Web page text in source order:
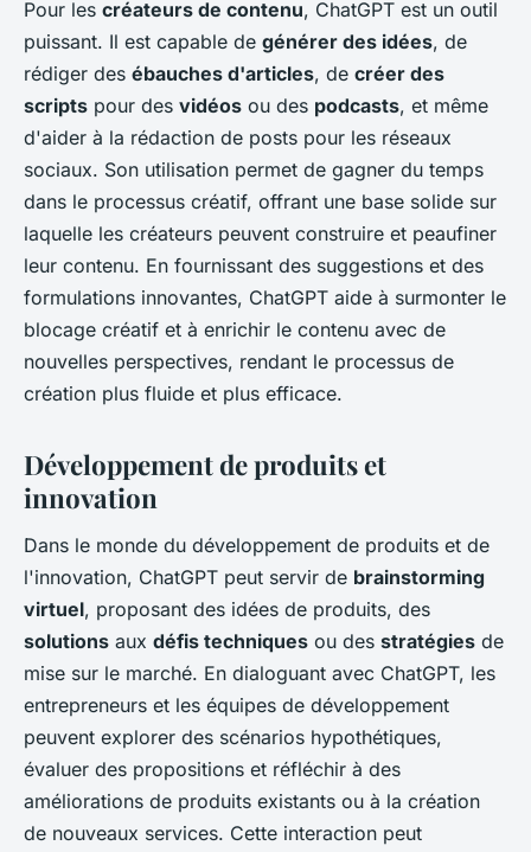
Pour les créateurs de contenu, ChatGPT est un outil
puissant. Il est capable de générer des idées, de
rédiger des ébauches d'articles, de créer des
scripts pour des vidéos ou des podcasts, et même
d'aider à la rédaction de posts pour les réseaux
sociaux. Son utilisation permet de gagner du temps
dans le processus créatif, offrant une base solide sur
laquelle les créateurs peuvent construire et peaufiner
leur contenu. En fournissant des suggestions et des
formulations innovantes, ChatGPT aide à surmonter le
blocage créatif et à enrichir le contenu avec de
nouvelles perspectives, rendant le processus de
création plus fluide et plus efficace.
Développement de produits et
innovation
Dans le monde du développement de produits et de
l'innovation, ChatGPT peut servir de brainstorming
virtuel, proposant des idées de produits, des
solutions aux défis techniques ou des stratégies de
mise sur le marché. En dialoguant avec ChatGPT, les
entrepreneurs et les équipes de développement
peuvent explorer des scénarios hypothétiques,
évaluer des propositions et réfléchir à des
améliorations de produits existants ou à la création
de nouveaux services. Cette interaction peut